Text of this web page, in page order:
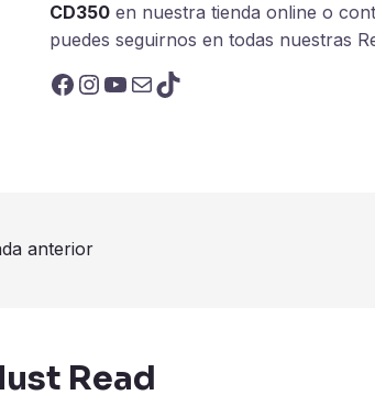
CD350en nuestra tienda online o
puedes seguirnos en todas nuestras
Facebook
Instagram
YouTube
Correo electrónico
TikTok
anterior
Read